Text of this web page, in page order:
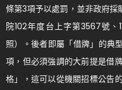
條第3項予以處罰，並非政府
院102年度台上字第3567號
照）。後者即屬「借牌」的典
項，但必須強調的大前提是借
格」，這可以從機關招標公告